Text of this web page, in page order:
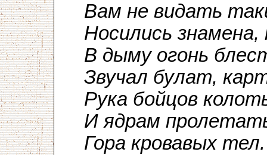
Вам не видать
Носились знамена,
В дыму огонь
Звучал булат,
Рука бойцов
И ядрам
Гора кровавых тел.